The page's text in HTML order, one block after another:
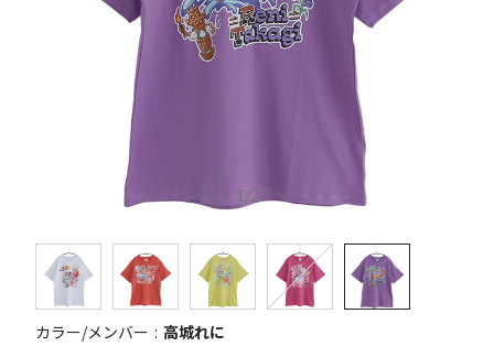
1/2
カラー/メンバー 高城れに